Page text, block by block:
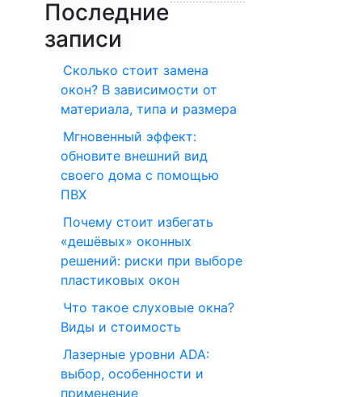
Последние
записи
Сколько стоит замена
окон? В зависимости от
материала, типа и размера
Мгновенный эффект:
обновите внешний вид
своего дома с помощью
ПВХ
Почему стоит избегать
«дешёвых» оконных
решений: риски при выборе
пластиковых окон
Что такое слуховые окна?
Виды и стоимость
Лазерные уровни ADA:
выбор, особенности и
применение